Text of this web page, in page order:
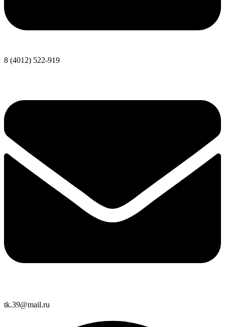
8 (4012) 522-919
tk.39@mail.ru